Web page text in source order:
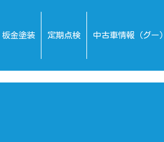
板金塗装 定期点検 中古車情報（グー）